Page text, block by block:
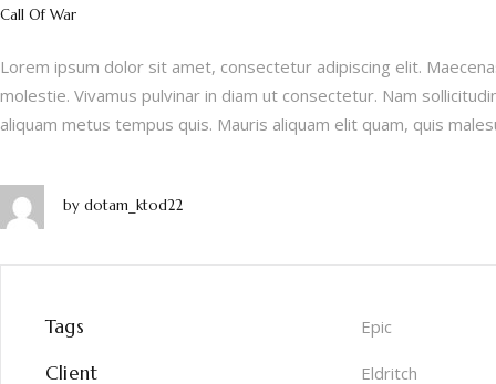
Call Of War
Lorem ipsum dolor sit amet, consectetur adipiscing elit.
molestie. Vivamus pulvinar in diam ut consectetur. Nam
aliquam metus tempus quis. Mauris aliquam elit quam, quis
by dotam_ktod22
Tags Epic
Client Eldritch